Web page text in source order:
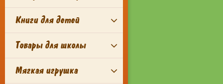
Книги для детей
Товары для школы
Мягкая игрушка